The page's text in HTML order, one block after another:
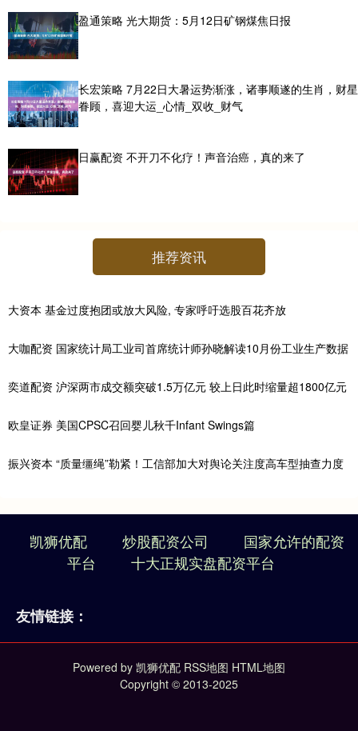
盈通策略 光大期货：5月12日矿钢煤焦日报
长宏策略 7月22日大暑运势渐涨，诸事顺遂的生肖，财星
眷顾，喜迎大运_心情_双收_财气
日赢配资 不开刀不化疗！声音治癌，真的来了
推荐资讯
大资本 基金过度抱团或放大风险, 专家呼吁选股百花齐放
大咖配资 国家统计局工业司首席统计师孙晓解读10月份工业生产数据
奕道配资 沪深两市成交额突破1.5万亿元 较上日此时缩量超1800亿元
欧皇证券 美国CPSC召回婴儿秋千Infant Swings篇
振兴资本 “质量缰绳”勒紧！工信部加大对舆论关注度高车型抽查力度
凯狮优配 炒股配资公司
国家允许的配资
平台
十大正规实盘配资平台
友情链接：
Powered by 凯狮优配 RSS地图 HTML地图
Copyright © 2013-2025